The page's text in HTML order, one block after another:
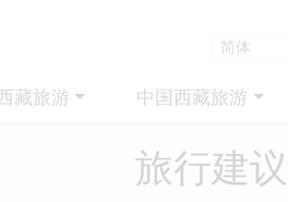
藏旅游 中国西藏旅游
旅行建